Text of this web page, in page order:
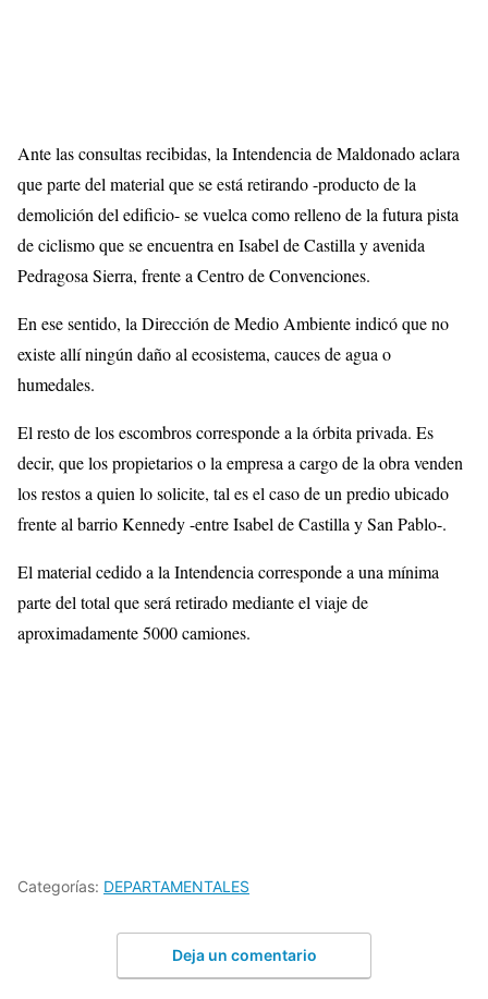
Ante las consultas recibidas, la Intendencia de Maldonado aclara
que parte del material que se está retirando -producto de la
demolición del edificio- se vuelca como relleno de la futura pista
de ciclismo que se encuentra en Isabel de Castilla y avenida
Pedragosa Sierra, frente a Centro de Convenciones.
En ese sentido, la Dirección de Medio Ambiente indicó que no
existe allí ningún daño al ecosistema, cauces de agua o
humedales.
El resto de los escombros corresponde a la órbita privada. Es
decir, que los propietarios o la empresa a cargo de la obra venden
los restos a quien lo solicite, tal es el caso de un predio ubicado
frente al barrio Kennedy -entre Isabel de Castilla y San Pablo-.
El material cedido a la Intendencia corresponde a una mínima
parte del total que será retirado mediante el viaje de
aproximadamente 5000 camiones.
Categorías: DEPARTAMENTALES
Deja un comentario